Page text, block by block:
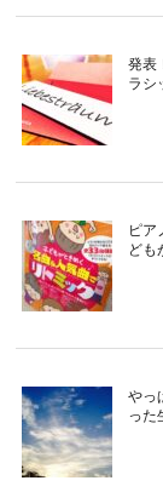
発表
ラシ
ピア
ども
やっ
った